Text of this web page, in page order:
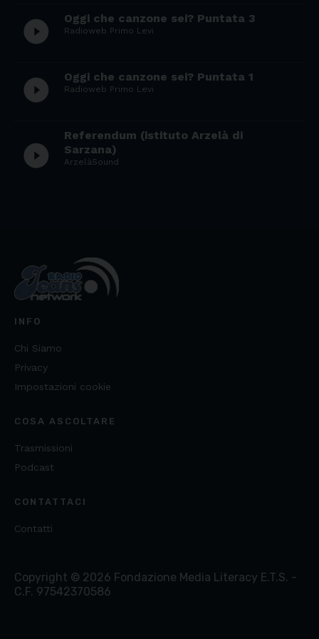
play_circle_filled Oggi che canzone sei? Puntata 3
Radioweb Primo Levi
play_circle_filled Oggi che canzone sei? Puntata 1
Radioweb Primo Levi
play_circle_filled
Referendum (istituto Arzelà di
Sarzana)
ArzelàSound
INFO
Chi Siamo
Privacy
Impostazioni cookie
COSA ASCOLTARE
Trasmissioni
Podcast
CONTATTACI
Contatti
Copyright © 2026 Fondazione Media Literacy E.T.S. -
C.F. 97542370586